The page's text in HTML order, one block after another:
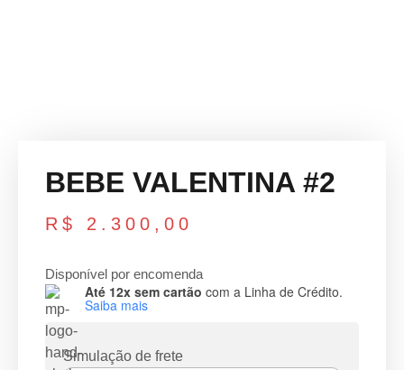
BEBE VALENTINA #2
R$ 2.300,00
Disponível por encomenda
Até 12x sem cartão com a Linha de Crédito.
Saiba mais
Simulação de frete